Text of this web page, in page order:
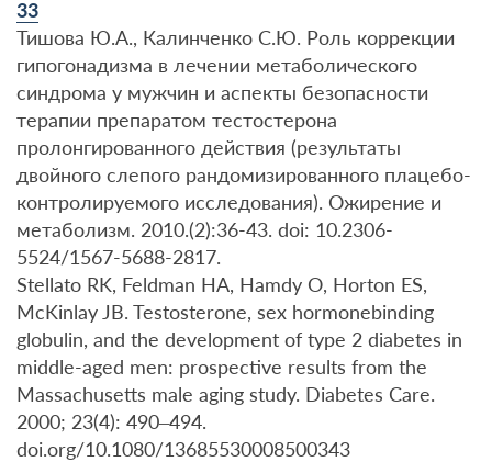
33
Тишова Ю.А., Калинченко С.Ю. Роль коррекции
гипогонадизма в лечении метаболического
синдрома у мужчин и аспекты безопасности
терапии препаратом тестостерона
пролонгированного действия (результаты
двойного слепого рандомизированного плацебо-
контролируемого исследования). Ожирение и
метаболизм. 2010.(2):36-43. doi: 10.2306-
5524/1567-5688-2817.
Stellato RK, Feldman HA, Hamdy O, Horton ES,
McKinlay JB. Testosterone, sex hormonebinding
globulin, and the development of type 2 diabetes in
middle-aged men: prospective results from the
Massachusetts male aging study. Diabetes Care.
2000; 23(4): 490–494.
doi.org/10.1080/13685530008500343